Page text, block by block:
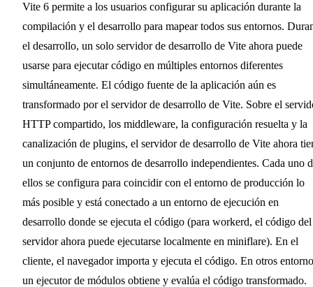
Vite 6 permite a los usuarios configurar su aplicación durante la
compilación y el desarrollo para mapear todos sus entornos.
el desarrollo, un solo servidor de desarrollo de Vite ahora puede
usarse para ejecutar código en múltiples entornos diferentes
simultáneamente. El código fuente de la aplicación aún es
transformado por el servidor de desarrollo de Vite. Sobre el
HTTP compartido, los middleware, la configuración resuelta y la
canalización de plugins, el servidor de desarrollo de Vite ahora
un conjunto de entornos de desarrollo independientes. Cada uno
ellos se configura para coincidir con el entorno de producción lo
más posible y está conectado a un entorno de ejecución en
desarrollo donde se ejecuta el código (para workerd, el código del
servidor ahora puede ejecutarse localmente en miniflare). En el
cliente, el navegador importa y ejecuta el código. En otros
un ejecutor de módulos obtiene y evalúa el código transformado.